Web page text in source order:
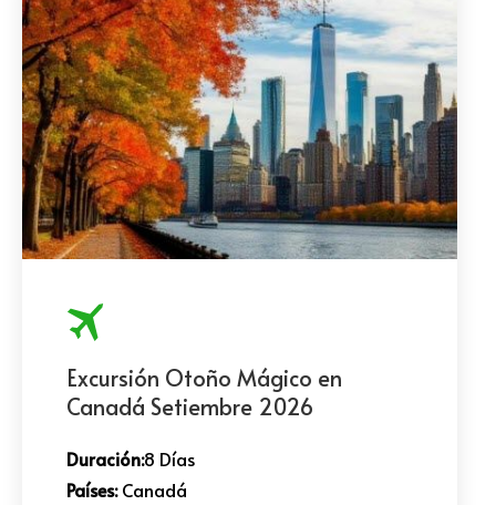
Excursión Otoño Mágico en
Canadá Setiembre 2026
Duración:8 Días
Países:Canadá